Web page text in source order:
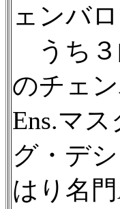
ェンバ
うち３
のチェ
Ens.マ
グ・デ
はり名